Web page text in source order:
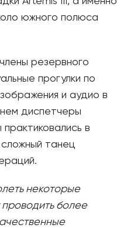
южного полюса
резервного
прогулки по
и аудио в
диспетчеры
в
сложный танец
некоторые
проводить более